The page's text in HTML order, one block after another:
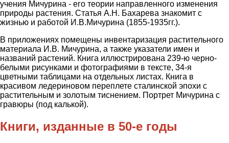
учения Мичурина - его теории направленного изменения
природы растения. Статья А.Н. Бахарева знакомит с
жизнью и работой И.В.Мичурина (1855-1935гг.).
В приложениях помещены инвентаризация растительного
материала И.В. Мичурина, а также указатели имен и
названий растений. Книга иллюстрирована 239-ю черно-
белыми рисунками и фотографиями в тексте, 34-я
цветными таблицами на отдельных листах. Книга в
красивом ледериновом переплете сталинской эпохи с
растительным и золотым тиснением. Портрет Мичурина с
гравюры (под калькой).
Книги, изданные в 50-е годы